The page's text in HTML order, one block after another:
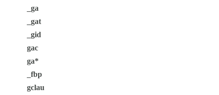
_ga
_gat
_gid
gac
ga*
_fbp
gclau